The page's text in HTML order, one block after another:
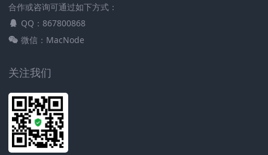
合作或咨询可通过如下方式：
QQ：867800868
微信：MacNode
关注我们